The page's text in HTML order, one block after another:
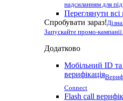
надсиланням для
Переглянути всі
Спробувати зараз!
Запускайте промо-
Додатково
Мобільний ID
верифікація
Connect
Flash call